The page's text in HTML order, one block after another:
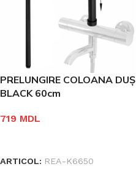
PRELUNGIRE COLOANA DUȘ
BLACK 60cm
719 MDL
ARTICOL: REA-K6650